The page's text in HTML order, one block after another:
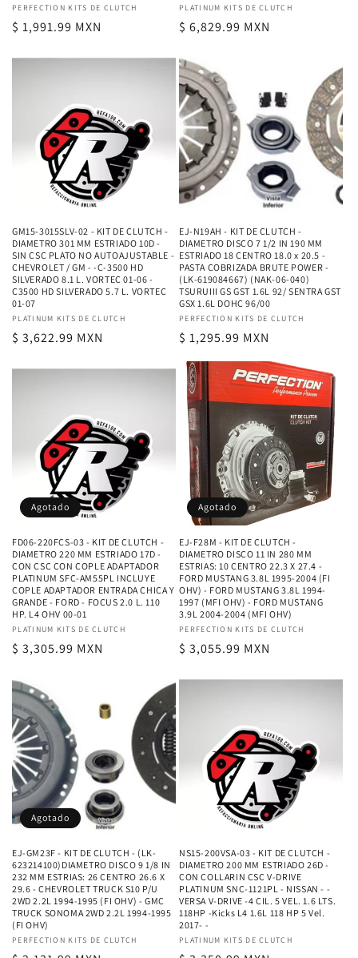
Proveedor:
PERFECTION KITS DE CLUTCH
Precio
$ 1,991.99 MXN
Proveedor:
PLATINUM KITS DE CLUTCH
Precio
$ 6,829.99 MXN
GM15-3015SLV-02 - KIT DE CLUTCH -
DIAMETRO 301 MM ESTRIADO 10D -
SIN CSC PLATO NO AUTOAJUSTABLE -
CHEVROLET / GM - -C-3500 HD
SILVERADO 8.1 L. VORTEC 01-06 -
C3500 HD SILVERADO 5.7 L. VORTEC
01-07
Proveedor:
PLATINUM KITS DE CLUTCH
Precio
$ 3,622.99 MXN
EJ-N19AH - KIT DE CLUTCH -
DIAMETRO DISCO 7 1/2 IN 190 MM
ESTRIADO 18 CENTRO 18.0 x 20.5 -
PASTA COBRIZADA BRUTE POWER -
(LK-619084667) (NAK-06-040)
TSURUIII GS GST 1.6L 92/ SENTRA GST
GSX 1.6L DOHC 96/00
Proveedor:
PERFECTION KITS DE CLUTCH
Precio
habitual
$ 1,295.99 MXN
Agotado
FD06-220FCS-03 - KIT DE CLUTCH -
DIAMETRO 220 MM ESTRIADO 17D -
CON CSC CON COPLE ADAPTADOR
PLATINUM SFC-AM55PL INCLUYE
COPLE ADAPTADOR ENTRADA CHICA Y
GRANDE - FORD - FOCUS 2.0 L. 110
HP. L4 OHV 00-01
Proveedor:
PLATINUM KITS DE CLUTCH
Precio
$ 3,305.99 MXN
Agotado
EJ-F28M - KIT DE CLUTCH -
DIAMETRO DISCO 11 IN 280 MM
ESTRIAS: 10 CENTRO 22.3 X 27.4 -
FORD MUSTANG 3.8L 1995-2004 (FI
OHV) - FORD MUSTANG 3.8L 1994-
1997 (MFI OHV) - FORD MUSTANG
3.9L 2004-2004 (MFI OHV)
Proveedor:
PERFECTION KITS DE CLUTCH
Precio
$ 3,055.99 MXN
Agotado
EJ-GM23F - KIT DE CLUTCH - (LK-
623214100)DIAMETRO DISCO 9 1/8 IN
232 MM ESTRIAS: 26 CENTRO 26.6 X
29.6 - CHEVROLET TRUCK S10 P/U
2WD 2.2L 1994-1995 (FI OHV) - GMC
TRUCK SONOMA 2WD 2.2L 1994-1995
(FI OHV)
Proveedor:
PERFECTION KITS DE CLUTCH
NS15-200VSA-03 - KIT DE CLUTCH -
DIAMETRO 200 MM ESTRIADO 26D -
CON COLLARIN CSC V-DRIVE
PLATINUM SNC-1121PL - NISSAN - -
VERSA V-DRIVE -4 CIL. 5 VEL. 1.6 LTS.
118HP -Kicks L4 1.6L 118 HP 5 Vel.
2017- -
Proveedor:
PLATINUM KITS DE CLUTCH